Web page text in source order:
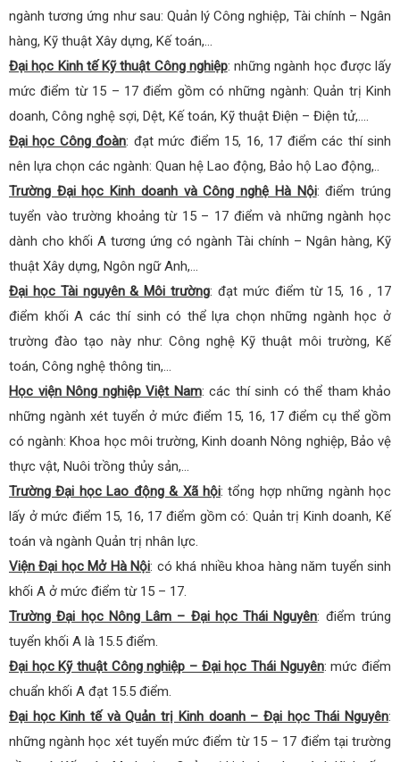
ngành tương ứng như sau: Quản lý Công nghiệp, Tài chính – Ngân
hàng, Kỹ thuật Xây dựng, Kế toán,…
Đại học Kinh tế Kỹ thuật Công nghiệp: những ngành học được lấy
mức điểm từ 15 – 17 điểm gồm có những ngành: Quản trị Kinh
doanh, Công nghệ sợi, Dệt, Kế toán, Kỹ thuật Điện – Điện tử,….
Đại học Công đoàn: đạt mức điểm 15, 16, 17 điểm các thí sinh
nên lựa chọn các ngành: Quan hệ Lao động, Bảo hộ Lao động,..
Trường Đại học Kinh doanh và Công nghệ Hà Nội: điểm trúng
tuyển vào trường khoảng từ 15 – 17 điểm và những ngành học
dành cho khối A tương ứng có ngành Tài chính – Ngân hàng, Kỹ
thuật Xây dựng, Ngôn ngữ Anh,…
Đại học Tài nguyên & Môi trường: đạt mức điểm từ 15, 16 , 17
điểm khối A các thí sinh có thể lựa chọn những ngành học ở
trường đào tạo này như: Công nghệ Kỹ thuật môi trường, Kế
toán, Công nghệ thông tin,…
Học viện Nông nghiệp Việt Nam: các thí sinh có thể tham khảo
những ngành xét tuyển ở mức điểm 15, 16, 17 điểm cụ thể gồm
có ngành: Khoa học môi trường, Kinh doanh Nông nghiệp, Bảo vệ
thực vật, Nuôi trồng thủy sản,…
Trường Đại học Lao động & Xã hội: tổng hợp những ngành học
lấy ở mức điểm 15, 16, 17 điểm gồm có: Quản trị Kinh doanh, Kế
toán và ngành Quản trị nhân lực.
Viện Đại học Mở Hà Nội: có khá nhiều khoa hàng năm tuyển sinh
khối A ở mức điểm từ 15 – 17.
Trường Đại học Nông Lâm – Đại học Thái Nguyên: điểm trúng
tuyển khối A là 15.5 điểm.
Đại học Kỹ thuật Công nghiệp – Đại học Thái Nguyên: mức điểm
chuẩn khối A đạt 15.5 điểm.
Đại học Kinh tế và Quản trị Kinh doanh – Đại học Thái Nguyên:
những ngành học xét tuyển mức điểm từ 15 – 17 điểm tại trường